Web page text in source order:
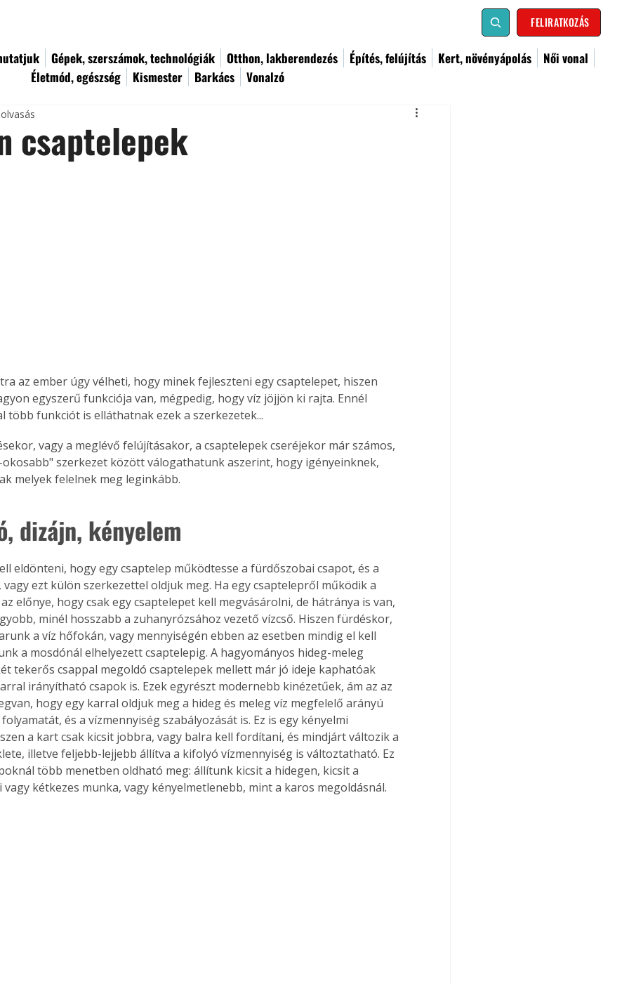
FELIRATKOZÁS
Gépek, szerszámok, technológiák Otthon, lakberendezés Építés, felújítás Kert, növényápolás
Női vonal
Életmód, egészség
Kismester Barkács Vonalzó
csaptelepek
az ember úgy vélheti, hogy minek fejleszteni egy csaptelepet, hiszen
egyszerű funkciója van, mégpedig, hogy víz jöjjön ki rajta. Ennél
több funkciót is elláthatnak ezek a szerkezetek...
vagy a meglévő felújításakor, a csaptelepek cseréjekor már számos,
szerkezet között válogathatunk aszerint, hogy igényeinknek,
melyek felelnek meg leginkább.
dizájn, kényelem
eldönteni, hogy egy csaptelep működtesse a fürdőszobai csapot, és a
vagy ezt külön szerkezettel oldjuk meg. Ha egy csaptelepről működik a
előnye, hogy csak egy csaptelepet kell megvásárolni, de hátránya is van,
minél hosszabb a zuhanyrózsához vezető vízcső. Hiszen fürdéskor,
a víz hőfokán, vagy mennyiségén ebben az esetben mindig el kell
a mosdónál elhelyezett csaptelepig. A hagyományos hideg-meleg
tekerős csappal megoldó csaptelepek mellett már jó ideje kaphatóak
irányítható csapok is. Ezek egyrészt modernebb kinézetűek, ám az az
hogy egy karral oldjuk meg a hideg és meleg víz megfelelő arányú
és a vízmennyiség szabályozását is. Ez is egy kényelmi
a kart csak kicsit jobbra, vagy balra kell fordítani, és mindjárt változik a
illetve feljebb-lejjebb állítva a kifolyó vízmennyiség is változtatható. Ez
több menetben oldható meg: állítunk kicsit a hidegen, kicsit a
vagy kétkezes munka, vagy kényelmetlenebb, mint a karos megoldásnál.